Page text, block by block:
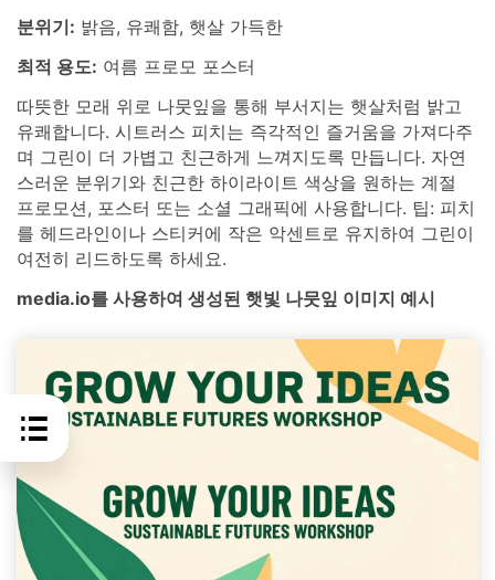
분위기: 밝음, 유쾌함, 햇살 가득한
최적 용도: 여름 프로모 포스터
따뜻한 모래 위로 나뭇잎을 통해 부서지는 햇살처럼 밝고
유쾌합니다. 시트러스 피치는 즉각적인 즐거움을 가져다주
며 그린이 더 가볍고 친근하게 느껴지도록 만듭니다. 자연
스러운 분위기와 친근한 하이라이트 색상을 원하는 계절
프로모션, 포스터 또는 소셜 그래픽에 사용합니다. 팁: 피치
를 헤드라인이나 스티커에 작은 악센트로 유지하여 그린이
여전히 리드하도록 하세요.
media.io를 사용하여 생성된 햇빛 나뭇잎 이미지 예시